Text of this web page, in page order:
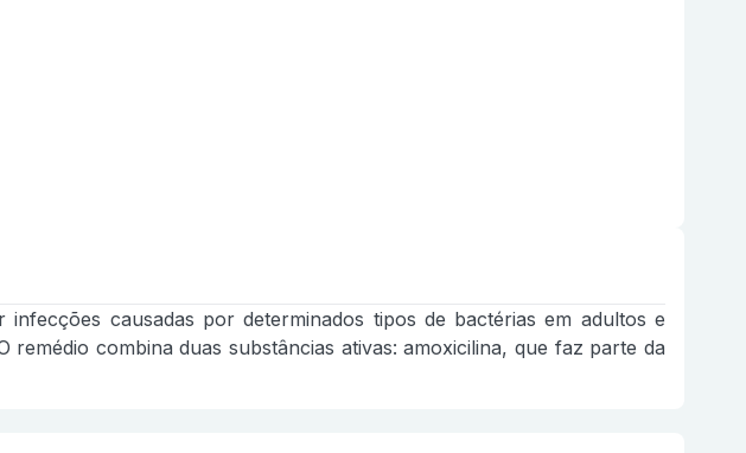
causadas por determinados tipos de bactérias em adultos e
combina duas substâncias ativas: amoxicilina, que faz parte da